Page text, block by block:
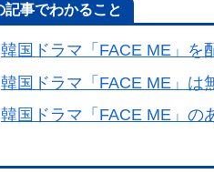
記事でわかること
韓国ドラマ「FACE ME」を
韓国ドラマ「FACE ME」は
韓国ドラマ「FACE ME」の